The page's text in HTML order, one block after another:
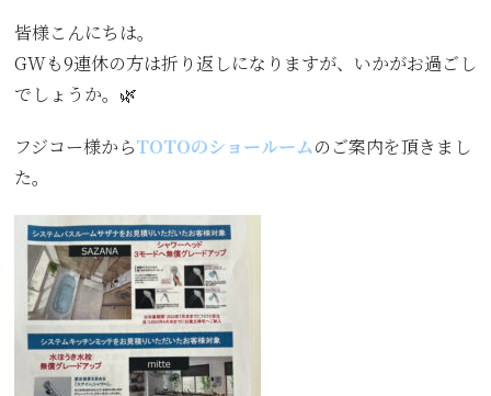
皆様こんにちは。
GWも9連休の方は折り返しになりますが、いかがお過ごし
でしょうか。🌿
フジコー様からTOTOのショールームのご案内を頂きまし
た。